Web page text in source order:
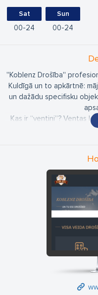
Sat
00 24
Sun
00 24
''Koblenz Drošība''
Kuldīgā un to apkārtnē:
un dažādu specifisku
Kas ir “ventiņi”? Ventas
upes grīvas līdz Zlēkām),
Adrese:
e-pasts:
Vadītājs: